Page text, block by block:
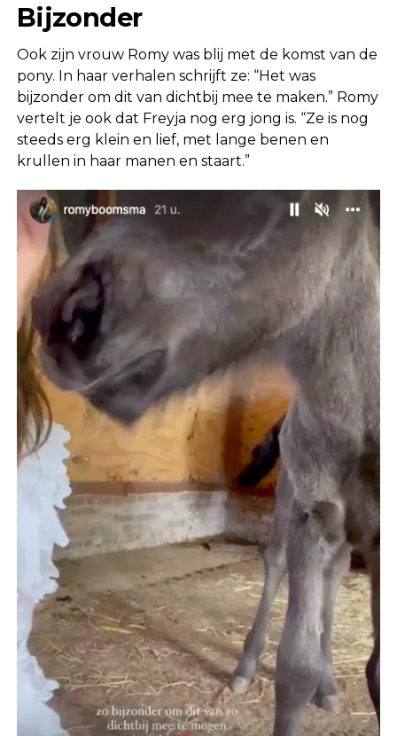
Bijzonder
Ook zijn vrouw Romy was blij met de komst van de
pony. In haar verhalen schrijft ze: “Het was
bijzonder om dit van dichtbij mee te maken.” Romy
vertelt je ook dat Freyja nog erg jong is. “Ze is nog
steeds erg klein en lief, met lange benen en
krullen in haar manen en staart.”